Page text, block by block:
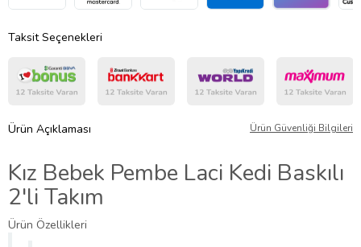
Taksit Seçenekleri
Ürün Açıklaması Ürün Güvenliği Bilgileri
Kız Bebek Pembe Laci Kedi Baskılı
2'li Takım
Ürün Özellikleri